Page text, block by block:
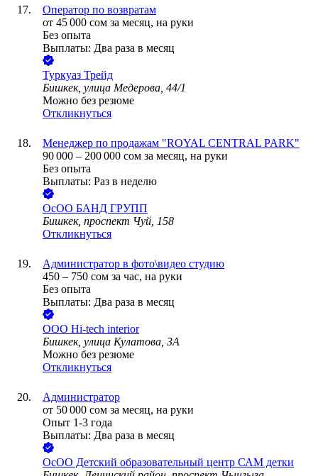
Оператор по возвратам
от 45 000 сом за месяц, на руки
Без опыта
Выплаты: Два раза в месяц
Туркуаз Трейд
Бишкек, улица Медерова, 44/1
Можно без резюме
Откликнуться
Менеджер по продажам "ROYAL CENTRAL PARK"
90 000 – 200 000 сом за месяц, на руки
Без опыта
Выплаты: Раз в неделю
ОсОО БАНД ГРУПП
Бишкек, проспект Чуй, 158
Откликнуться
Администратор в фото\видео студию
450 – 750 сом за час, на руки
Без опыта
Выплаты: Два раза в месяц
ООО Hi-tech interior
Бишкек, улица Кулатова, 3А
Можно без резюме
Откликнуться
Администратор
от 50 000 сом за месяц, на руки
Опыт 1-3 года
Выплаты: Два раза в месяц
ОсОО Детский образовательный центр САМ детки